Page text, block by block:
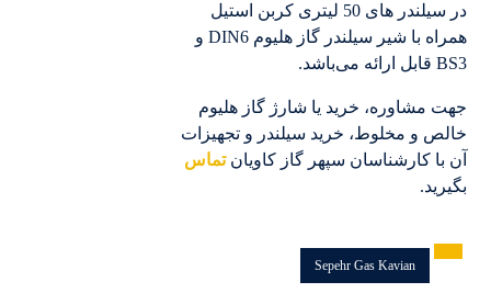
در سیلندر های 50 لیتری کربن استیل
همراه با شیر سیلندر گاز هلیوم DIN6 و
BS3 قابل ارائه می‌باشد.
جهت مشاوره، خرید یا شارژ گاز هلیوم
خالص و مخلوط، خرید سیلندر و تجهیزات
آن با کارشناسان سپهر گاز کاویانتماس
بگیرید.
Sepehr Gas Kavian